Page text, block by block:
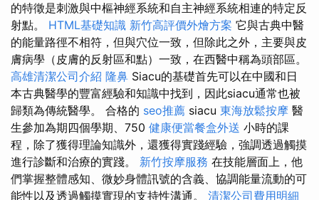
的特徵是刺激與中樞神經系統和自主神經系統相連的特定反
射點。 HTML基礎知識 新竹高評價外燴方案 它與古典中醫
的能量路徑不相符，但與穴位一致，但除此之外，主要與皮
膚病學（皮膚的反射區和點）一致，在西醫中稱為頭部區。
高雄清潔公司介紹 隆鼻 Siacu的基礎首先可以在中國和日
本古典醫學的豐富經驗和知識中找到，因此siacu通常也被
歸類為傳統醫學。 合格的 seo推薦 siacu 東海放鬆按摩 醫
生參加為期四個學期、750 健康便當餐盒外送 小時的課
程，除了獲得理論知識外，還獲得實踐經驗，強調透過觸摸
進行診斷和治療的實踐。 新竹按摩服務 在技​​能層面上，他
們掌握整體感知、微妙身體訊號的含義、協調能量流動的可
能性以及透過觸摸實現的支持性溝通。 清潔公司費用明細